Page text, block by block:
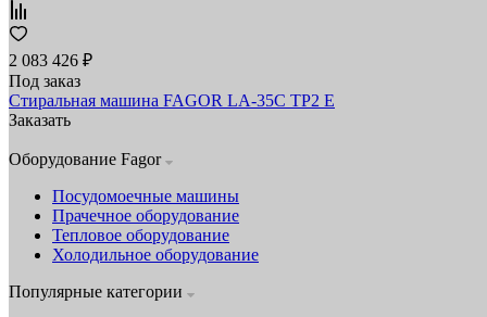
2 083 426 ₽
Под заказ
Стиральная машина FAGOR LA-35C TP2 E
Заказать
Оборудование Fagor
Посудомоечные машины
Прачечное оборудование
Тепловое оборудование
Холодильное оборудование
Популярные категории